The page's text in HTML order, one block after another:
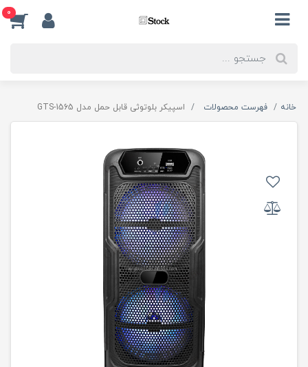
0
خانه فهرست محصولات اسپیکر بلوتوثی قابل حمل مدل GTS-1565